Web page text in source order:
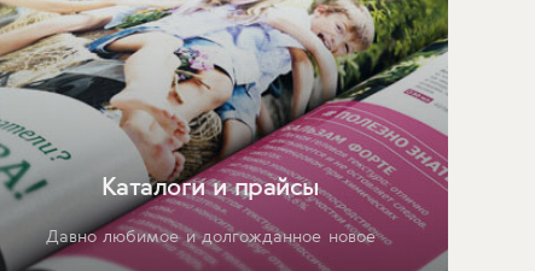
Каталоги и прайсы
Давно любимое и долгожданное новое